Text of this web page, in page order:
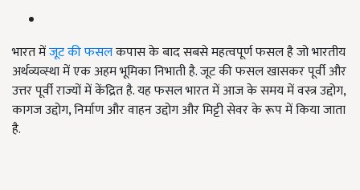
भारत मेंजूट की फसलकपास के बाद सबसे महत्वपूर्ण फसल है जो भारतीय
अर्थव्यव्स्था में एक अहम भूमिका निभाती है. जूट की फसल खासकर पूर्वी और
उत्तर पूर्वी राज्यों में केंद्रित है. यह फसल भारत में आज के समय में वस्त्र उद्दोग,
कागज उद्दोग, निर्माण और वाहन उद्दोग और मिट्टी सेवर के रूप में किया जाता
है.